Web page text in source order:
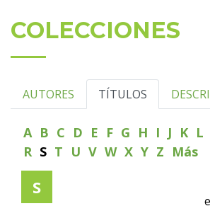
COLECCIONES
AUTORES TÍTULOS
A B C D E F G H I J K L
R S T U V W X Y Z Más
S